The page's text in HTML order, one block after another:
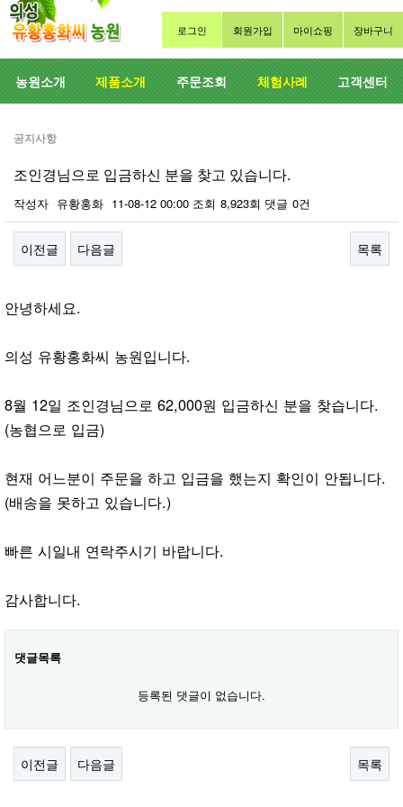
로그인 회원가입 마이쇼핑 장바구니
농원소개 제품소개 주문조회 체험사례 고객센터
공지사항
조인경님으로 입금하신 분을 찾고 있습니다.
작성자 유황홍화 11-08-12 00:00 조회 8,923회 댓글 0건
이전글 다음글 목록
안녕하세요.
의성 유황홍화씨 농원입니다.
8월 12일 조인경님으로 62,000원 입금하신 분을 찾습니다.
(농협으로 입금)
현재 어느분이 주문을 하고 입금을 했는지 확인이 안됩니다.
(배송을 못하고 있습니다.)
빠른 시일내 연락주시기 바랍니다.
감사합니다.
댓글목록
등록된 댓글이 없습니다.
이전글 다음글 목록